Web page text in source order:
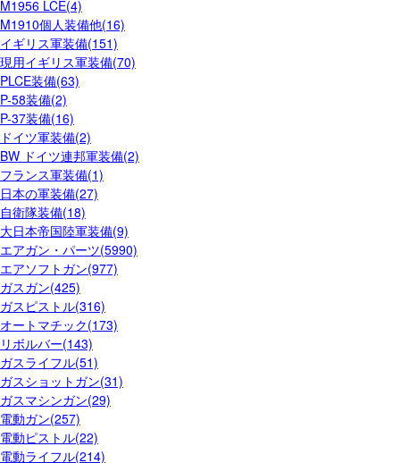
M1956 LCE(4)
M1910個人装備他(16)
イギリス軍装備(151)
現用イギリス軍装備(70)
PLCE装備(63)
P-58装備(2)
P-37装備(16)
ドイツ軍装備(2)
BW ドイツ連邦軍装備(2)
フランス軍装備(1)
日本の軍装備(27)
自衛隊装備(18)
大日本帝国陸軍装備(9)
エアガン・パーツ(5990)
エアソフトガン(977)
ガスガン(425)
ガスピストル(316)
オートマチック(173)
リボルバー(143)
ガスライフル(51)
ガスショットガン(31)
ガスマシンガン(29)
電動ガン(257)
電動ピストル(22)
電動ライフル(214)